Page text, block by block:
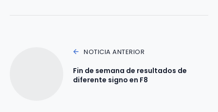
NOTICIA ANTERIOR
Fin de semana de resultados de
diferente signo en F8